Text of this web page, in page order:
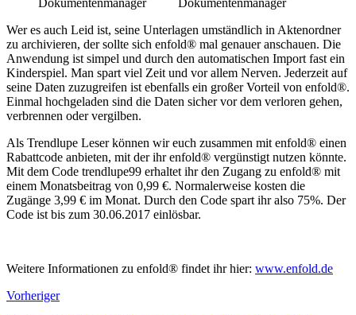
Wer es auch Leid ist, seine Unterlagen umständlich in Aktenordner
zu archivieren, der sollte sich enfold® mal genauer anschauen. Die
Anwendung ist simpel und durch den automatischen Import fast ein
Kinderspiel. Man spart viel Zeit und vor allem Nerven. Jederzeit auf
seine Daten zuzugreifen ist ebenfalls ein großer Vorteil von enfold®.
Einmal hochgeladen sind die Daten sicher vor dem verloren gehen,
verbrennen oder vergilben.
Als Trendlupe Leser können wir euch zusammen mit enfold® einen
Rabattcode anbieten, mit der ihr enfold® vergünstigt nutzen könnte.
Mit dem Code trendlupe99 erhaltet ihr den Zugang zu enfold® mit
einem Monatsbeitrag von 0,99 €. Normalerweise kosten die
Zugänge 3,99 € im Monat. Durch den Code spart ihr also 75%. Der
Code ist bis zum 30.06.2017 einlösbar.
Weitere Informationen zu enfold® findet ihr hier: www.enfold.de
Vorheriger